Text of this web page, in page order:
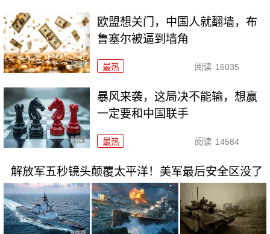
欧盟想关门，中国人就翻墙，布
鲁塞尔被逼到墙角
最热 阅读 16035
暴风来袭，这局决不能输，想赢
一定要和中国联手
最热 阅读 14584
解放军五秒镜头颠覆太平洋！美军最后安全区没了